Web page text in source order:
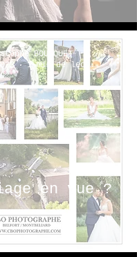
en vue ?
BOUSQUET
1 min de lecture